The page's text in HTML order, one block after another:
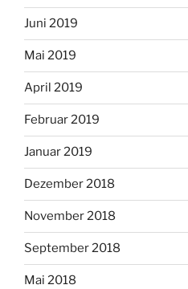
Juni 2019
Mai 2019
April 2019
Februar 2019
Januar 2019
Dezember 2018
November 2018
September 2018
Mai 2018